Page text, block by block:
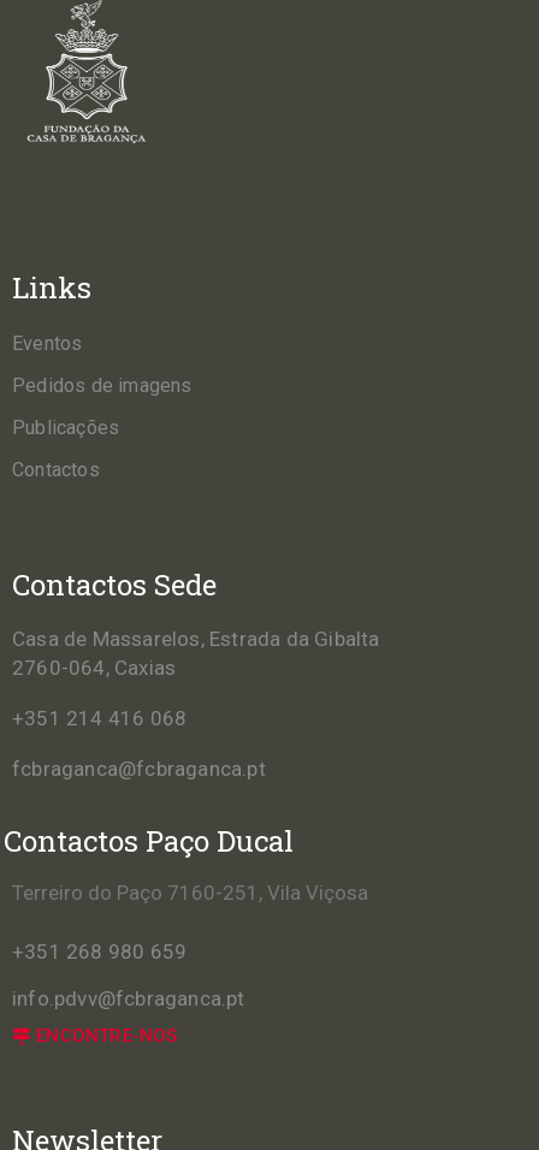
Links
Eventos
Pedidos de imagens
Publicações
Contactos
Contactos Sede
Casa de Massarelos, Estrada da Gibalta
2760-064, Caxias
+351 214 416 068
fcbraganca@fcbraganca.pt
Contactos Paço Ducal
Terreiro do Paço 7160-251, Vila Viçosa
+351 268 980 659
info.pdvv@fcbraganca.pt
ENCONTRE-NOS
Newsletter